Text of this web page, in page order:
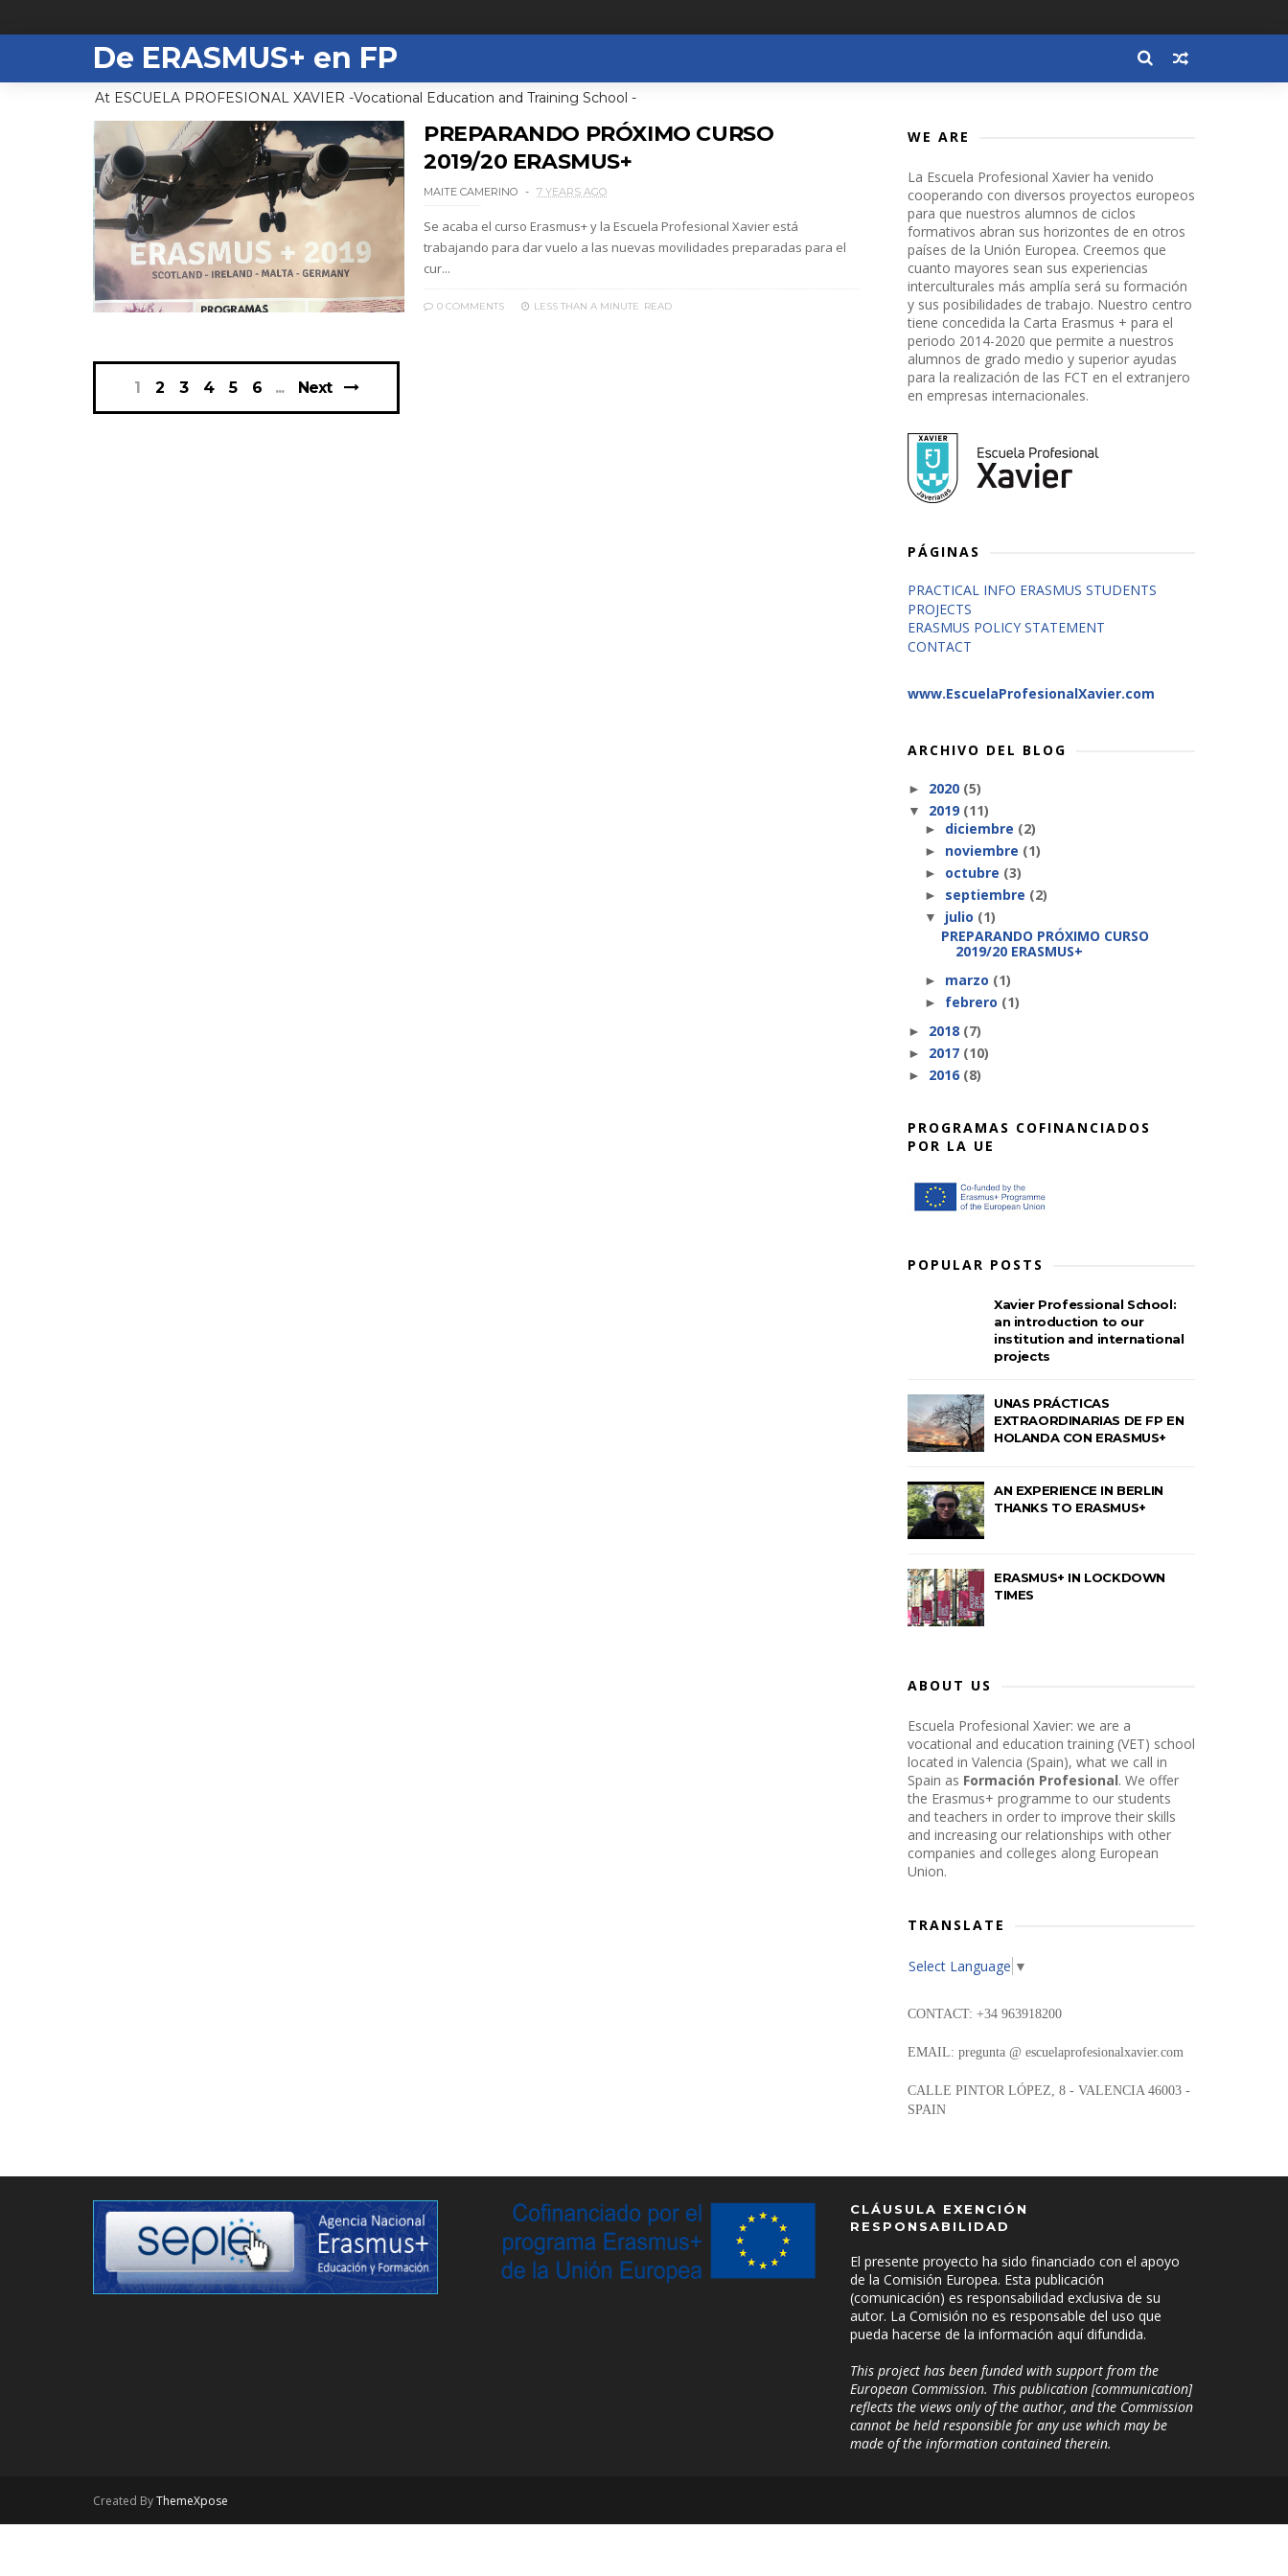
De ERASMUS+ en FP
At ESCUELA PROFESIONAL XAVIER -Vocational Education and Training School -
PREPARANDO PRÓXIMO CURSO
2019/20 ERASMUS+
MAITE CAMERINO 7 YEARS AGO
Se acaba el curso Erasmus+ y la Escuela Profesional Xavier está
trabajando para dar vuelo a las nuevas movilidades preparadas para el
cur...
0 COMMENTS LESS THAN A MINUTE READ
1 2 3 4 5 6 Next
WE ARE
La Escuela Profesional Xavier ha venido
cooperando con diversos proyectos europeos
para que nuestros alumnos de ciclos
formativos abran sus horizontes de en otros
países de la Unión Europea. Creemos que
cuanto mayores sean sus experiencias
interculturales más amplía será su formación
y sus posibilidades de trabajo. Nuestro centro
tiene concedida la Carta Erasmus + para el
periodo 2014-2020 que permite a nuestros
alumnos de grado medio y superior ayudas
para la realización de las FCT en el extranjero
en empresas internacionales.
PÁGINAS
PRACTICAL INFO ERASMUS STUDENTS
PROJECTS
ERASMUS POLICY STATEMENT
CONTACT
www.EscuelaProfesionalXavier.com
ARCHIVO DEL BLOG
► 2020 (5)
▼ 2019 (11)
► diciembre (2)
► noviembre (1)
► octubre (3)
► septiembre (2)
▼ julio (1)
PREPARANDO PRÓXIMO CURSO
2019/20 ERASMUS+
► marzo (1)
► febrero (1)
► 2018 (7)
► 2017 (10)
► 2016 (8)
PROGRAMAS COFINANCIADOS
POR LA UE
POPULAR POSTS
Xavier Professional School:
an introduction to our
institution and international
projects
UNAS PRÁCTICAS
EXTRAORDINARIAS DE FP EN
HOLANDA CON ERASMUS+
AN EXPERIENCE IN BERLIN
THANKS TO ERASMUS+
ERASMUS+ IN LOCKDOWN
TIMES
ABOUT US
Escuela Profesional Xavier: we are a
vocational and education training (VET) school
located in Valencia (Spain), what we call in
Spain as Formación Profesional. We offer
the Erasmus+ programme to our students
and teachers in order to improve their skills
and increasing our relationships with other
companies and colleges along European
Union.
TRANSLATE
Select Language ▼
CONTACT: +34 963918200
EMAIL: pregunta @ escuelaprofesionalxavier.com
CALLE PINTOR LÓPEZ, 8 - VALENCIA 46003 -
SPAIN
CLÁUSULA EXENCIÓN
RESPONSABILIDAD
El presente proyecto ha sido financiado con el apoyo
de la Comisión Europea. Esta publicación
(comunicación) es responsabilidad exclusiva de su
autor. La Comisión no es responsable del uso que
pueda hacerse de la información aquí difundida.
This project has been funded with support from the
European Commission. This publication [communication]
reflects the views only of the author, and the Commission
cannot be held responsible for any use which may be
made of the information contained therein.
Created ByThemeXpose